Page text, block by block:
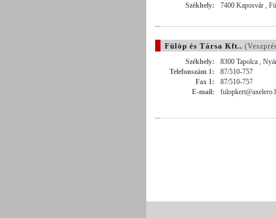
Székhely:
7400 Kaposvár ,
Fülöp és Társa Kft..
Székhely:
8300 Tapolca ,
Telefonszám 1:
87/510-757
Fax 1:
87/510-757
E-mail: